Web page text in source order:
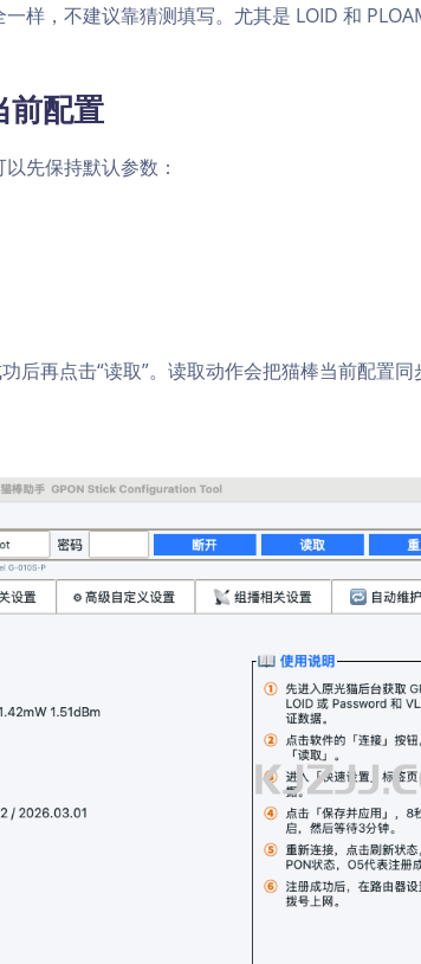
样，不建议靠猜测填写。尤其是 LOID 和
前配置
先保持默认参数：
后再点击“读取”。读取动作会把猫棒当前配置